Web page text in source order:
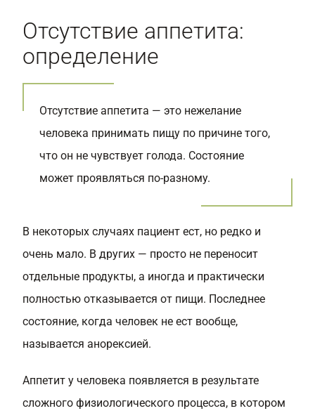
Отсутствие аппетита:
определение
Отсутствие аппетита — это нежелание
человека принимать пищу по причине того,
что он не чувствует голода. Состояние
может проявляться по-разному.
В некоторых случаях пациент ест, но редко и
очень мало. В других — просто не переносит
отдельные продукты, а иногда и практически
полностью отказывается от пищи. Последнее
состояние, когда человек не ест вообще,
называется анорексией.
Аппетит у человека появляется в результате
сложного физиологического процесса, в котором